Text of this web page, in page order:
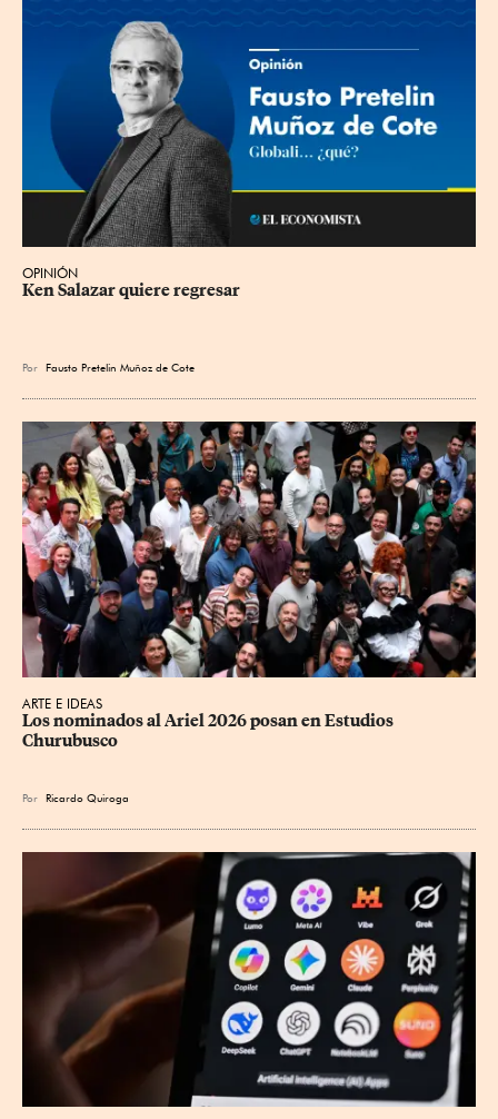
OPINIÓN
Ken Salazar quiere regresar
Por Fausto Pretelin Muñoz de Cote
ARTE E IDEAS
Los nominados al Ariel 2026 posan en Estudios
Churubusco
Por Ricardo Quiroga